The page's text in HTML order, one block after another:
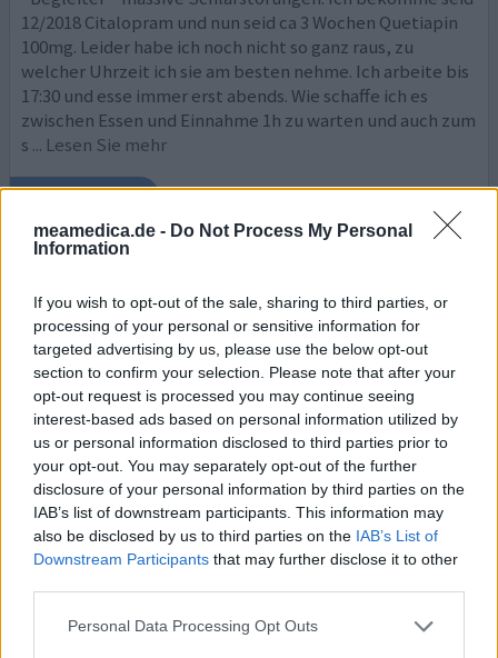
meamedica.de - Do Not Process My Personal
Information
If you wish to opt-out of the sale, sharing to third parties, or
processing of your personal or sensitive information for
targeted advertising by us, please use the below opt-out
section to confirm your selection. Please note that after your
opt-out request is processed you may continue seeing
interest-based ads based on personal information utilized by
us or personal information disclosed to third parties prior to
your opt-out. You may separately opt-out of the further
disclosure of your personal information by third parties on the
IAB’s list of downstream participants. This information may
also be disclosed by us to third parties on the IAB’s List of
Downstream Participants that may further disclose it to other
Personal Data Processing Opt Outs
12/2018 Citalopram und nun seid ca 3 Wochen Quetiapin
100mg. Leider habe ich noch nicht so ganz raus, zu
welcher Uhrzeit ich sie am besten nehme. Ich arbeite bis
17:30 und esse immer erst abends. Wie schaffe ich es
zwischen Essen und Einnahme 1h zu warten und auch zum
s ... Lesen Sie mehr
ihre erfahrung 0 Kommentare
04.10.2019 | Frau | 53
quetiapin (25mg)
Depression
Wirksamkeit
Anzahl Nebenwirkungen
Mir wurde das Medikament als Add-on gegeben. Zunächst
war ich zufrieden mit Quetiapin und konnte gut schlafen.
Allerdings wurde ich nicht über das große
Abhängigkeitspotential informiert. Ich habe mittlerweile
mehrmals versucht das Medikament abzusetzen. Beim
letzten Versuch habe ich über ein Jahr mg für mg runter
dosiert. Trotz des langsamen ausschleichens litt ich